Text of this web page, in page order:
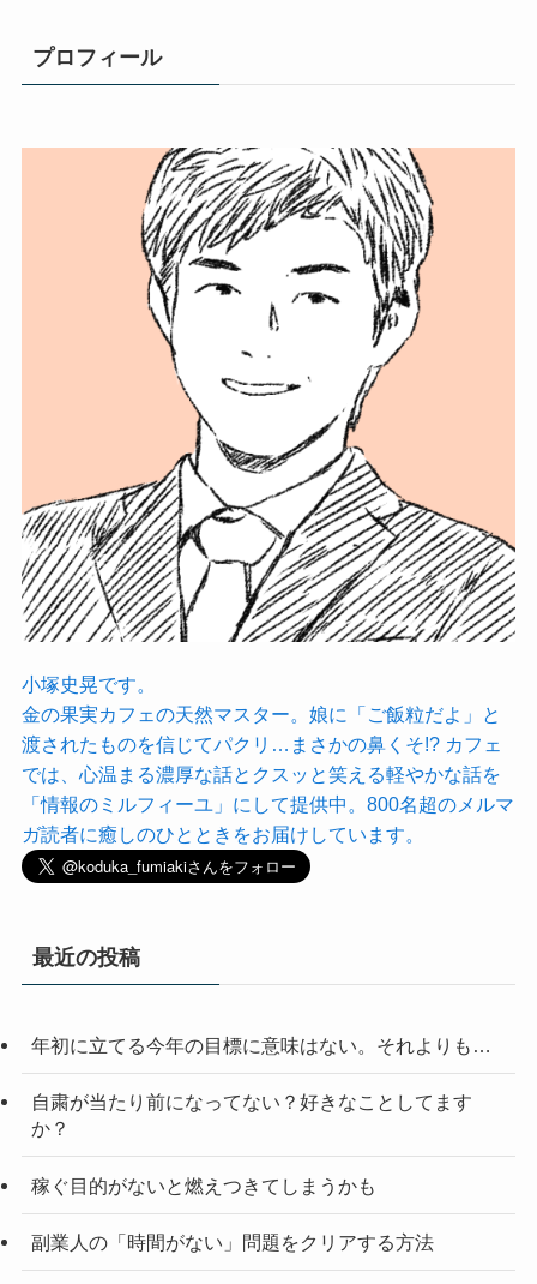
プロフィール
小塚史晃です。
金の果実カフェの天然マスター。娘に「ご飯粒だよ」と
渡されたものを信じてパクリ…まさかの鼻くそ!? カフェ
では、心温まる濃厚な話とクスッと笑える軽やかな話を
「情報のミルフィーユ」にして提供中。800名超のメルマ
ガ読者に癒しのひとときをお届けしています。
最近の投稿
年初に立てる今年の目標に意味はない。それよりも…
自粛が当たり前になってない？好きなことしてます
か？
稼ぐ目的がないと燃えつきてしまうかも
副業人の「時間がない」問題をクリアする方法